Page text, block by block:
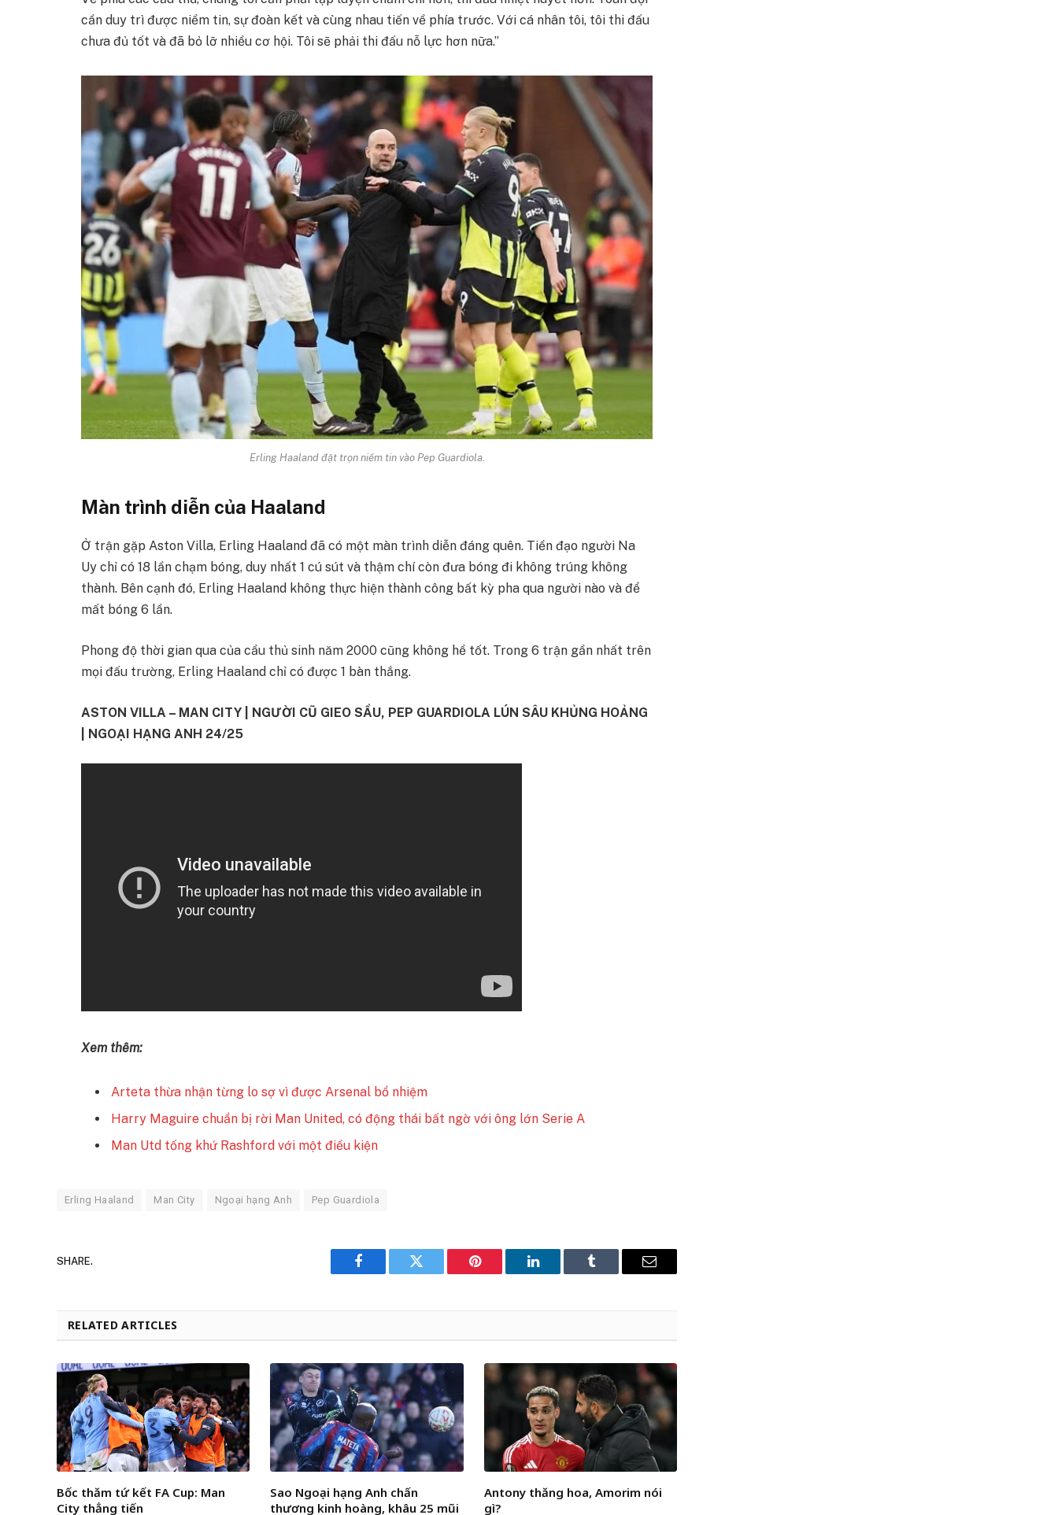
cần duy trì được niềm tin, sự đoàn kết và cùng nhau tiến về phía trước. Với cá nhân tôi, tôi thi đấu
chưa đủ tốt và đã bỏ lỡ nhiều cơ hội. Tôi sẽ phải thi đấu nỗ lực hơn nữa.”
Erling Haaland đặt trọn niềm tin vào Pep Guardiola.
Màn trình diễn của Haaland
Ở trận gặp Aston Villa, Erling Haaland đã có một màn trình diễn đáng quên. Tiền đạo người Na
Uy chỉ có 18 lần chạm bóng, duy nhất 1 cú sút và thậm chí còn đưa bóng đi không trúng không
thành. Bên cạnh đó, Erling Haaland không thực hiện thành công bất kỳ pha qua người nào và để
mất bóng 6 lần.
Phong độ thời gian qua của cầu thủ sinh năm 2000 cũng không hề tốt. Trong 6 trận gần nhất trên
mọi đấu trường, Erling Haaland chỉ có được 1 bàn thắng.
ASTON VILLA – MAN CITY | NGƯỜI CŨ GIEO SẦU, PEP GUARDIOLA LÚN SÂU KHỦNG HOẢNG
| NGOẠI HẠNG ANH 24/25
Xem thêm:
Arteta thừa nhận từng lo sợ vì được Arsenal bổ nhiệm
Harry Maguire chuẩn bị rời Man United, có động thái bất ngờ với ông lớn Serie A
Man Utd tống khứ Rashford với một điều kiện
Erling Haaland Man City Ngoại hạng Anh Pep Guardiola
SHARE.
Facebook Twitter Pinterest LinkedIn Tumblr Email
RELATED ARTICLES
Bốc thăm tứ kết FA Cup: Man
City thẳng tiến
Sao Ngoại hạng Anh chấn
thương kinh hoàng, khâu 25 mũi
Antony thăng hoa, Amorim nói
gì?